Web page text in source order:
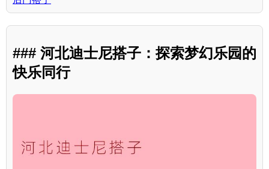
### 河北迪士尼搭子：探索梦幻乐园的
快乐同行